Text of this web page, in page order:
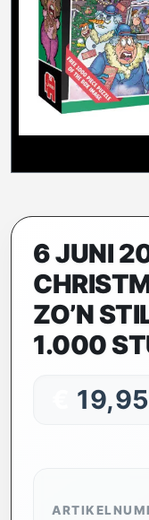
6 JUNI
ZO’N
1.000
19,95